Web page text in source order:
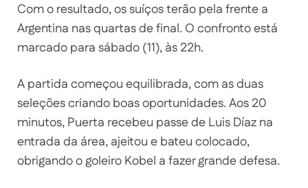
Com o resultado, os suíços terão pela frente a
Argentina nas quartas de final. O confronto está
marcado para sábado (11), às 22h.
A partida começou equilibrada, com as duas
seleções criando boas oportunidades. Aos 20
minutos, Puerta recebeu passe de Luis Díaz na
entrada da área, ajeitou e bateu colocado,
obrigando o goleiro Kobel a fazer grande defesa.